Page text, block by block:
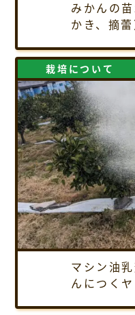
みかんの
かき、摘
マシン油
んにつく
栽培について